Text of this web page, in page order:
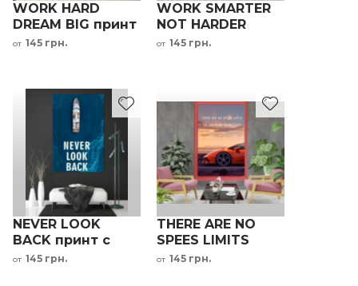
WORK HARD
DREAM BIG принт
с мотивационной
от 145 грн.
WORK SMARTER
NOT HARDER
принт с
от 145 грн.
NEVER LOOK
BACK принт с
мотивирующей
от 145 грн.
THERE ARE NO
SPEES LIMITS
принт с
от 145 грн.